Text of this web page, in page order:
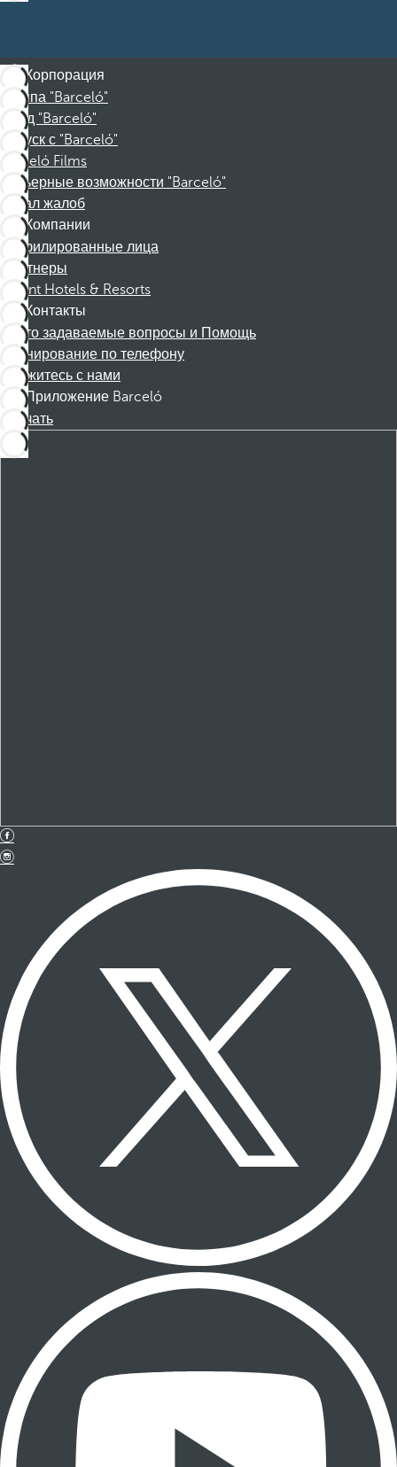
Корпорация
Группа "Barceló"
Фонд "Barceló"
Отпуск с "Barceló"
Barceló Films
Карьерные возможности "Barceló"
Канал жалоб
Компании
Аффилированные лица
Партнеры
Dorint Hotels & Resorts
Контакты
Часто задаваемые вопросы и Помощь
Бронирование по телефону
Свяжитесь с нами
Приложение Barceló
Скачать